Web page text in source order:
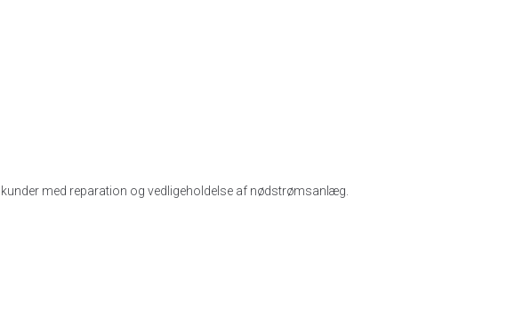
med reparation og vedligeholdelse af nødstrømsanlæg.